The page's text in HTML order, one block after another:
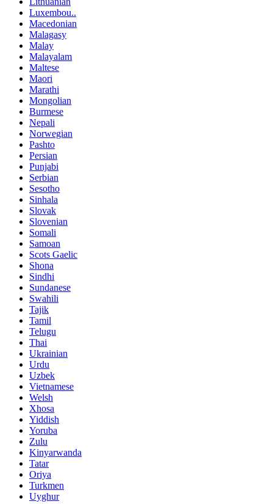
Luxembou..
Macedonian
Malagasy
Malay
Malayalam
Maltese
Maori
Marathi
Mongolian
Burmese
Nepali
Norwegian
Pashto
Persian
Punjabi
Serbian
Sesotho
Sinhala
Slovak
Slovenian
Somali
Samoan
Scots Gaelic
Shona
Sindhi
Sundanese
Swahili
Tajik
Tamil
Telugu
Thai
Ukrainian
Urdu
Uzbek
Vietnamese
Welsh
Xhosa
Yiddish
Yoruba
Zulu
Kinyarwanda
Tatar
Oriya
Turkmen
Uyghur